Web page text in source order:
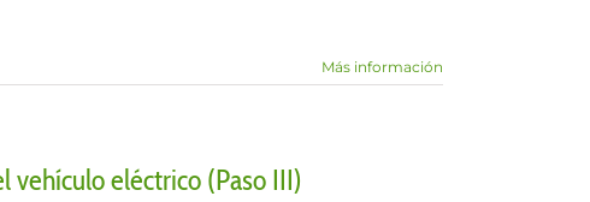
Más información
vehículo eléctrico (Paso III)